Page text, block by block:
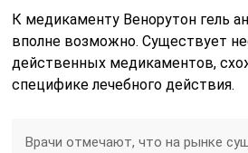
К медикаменту Венорутон гель
вполне возможно. Существует
действенных медикаментов,
специфике лечебного действия.
Врачи отмечают, что на рынке